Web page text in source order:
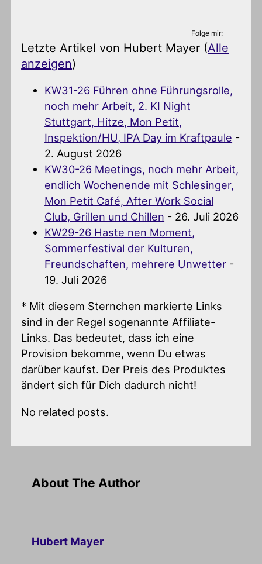
Folge mir:
Letzte Artikel von Hubert Mayer (Alle
anzeigen)
KW31-26 Führen ohne Führungsrolle,
noch mehr Arbeit, 2. KI Night
Stuttgart, Hitze, Mon Petit,
Inspektion/HU, IPA Day im Kraftpaule -
2. August 2026
KW30-26 Meetings, noch mehr Arbeit,
endlich Wochenende mit Schlesinger,
Mon Petit Café, After Work Social
Club, Grillen und Chillen - 26. Juli 2026
KW29-26 Haste nen Moment,
Sommerfestival der Kulturen,
Freundschaften, mehrere Unwetter -
19. Juli 2026
* Mit diesem Sternchen markierte Links
sind in der Regel sogenannte Affiliate-
Links. Das bedeutet, dass ich eine
Provision bekomme, wenn Du etwas
darüber kaufst. Der Preis des Produktes
ändert sich für Dich dadurch nicht!
No related posts.
About The Author
Hubert Mayer